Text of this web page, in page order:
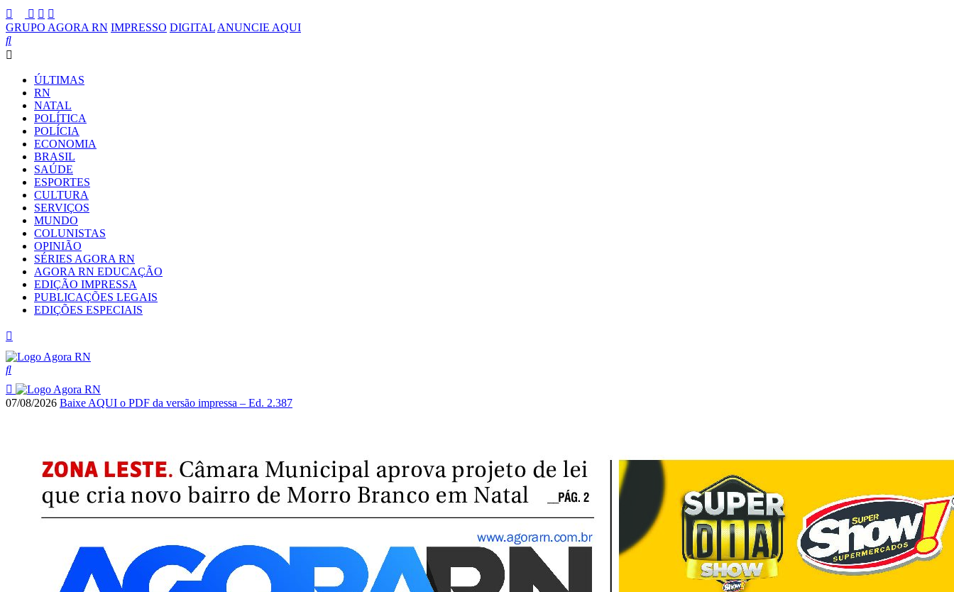
GRUPO AGORA RN IMPRESSO DIGITAL ANUNCIE AQUI
ÚLTIMAS
RN
NATAL
POLÍTICA
POLÍCIA
ECONOMIA
BRASIL
SAÚDE
ESPORTES
CULTURA
SERVIÇOS
MUNDO
COLUNISTAS
OPINIÃO
SÉRIES AGORA RN
AGORA RN EDUCAÇÃO
EDIÇÃO IMPRESSA
PUBLICAÇÕES LEGAIS
EDIÇÕES ESPECIAIS
07/08/2026 Baixe AQUI o PDF da versão impressa – Ed. 2.387